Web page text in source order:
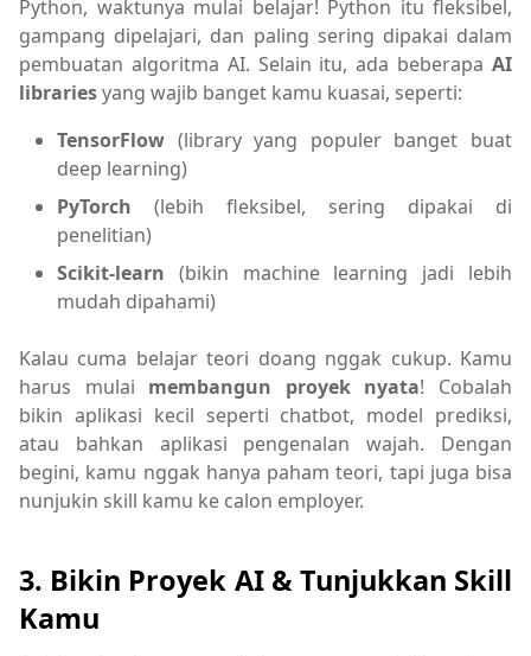
Python, waktunya mulai belajar! Python itu fleksibel,
gampang dipelajari, dan paling sering dipakai dalam
pembuatan algoritma AI. Selain itu, ada beberapa AI
librariesyang wajib banget kamu kuasai, seperti:
TensorFlow (library yang populer banget buat
deep learning)
PyTorch (lebih fleksibel, sering dipakai di
penelitian)
Scikit-learn (bikin machine learning jadi lebih
mudah dipahami)
Kalau cuma belajar teori doang nggak cukup. Kamu
harus mulai membangun proyek nyata! Cobalah
bikin aplikasi kecil seperti chatbot, model prediksi,
atau bahkan aplikasi pengenalan wajah. Dengan
begini, kamu nggak hanya paham teori, tapi juga bisa
nunjukin skill kamu ke calon employer.
3. Bikin Proyek AI & Tunjukkan Skill
Kamu